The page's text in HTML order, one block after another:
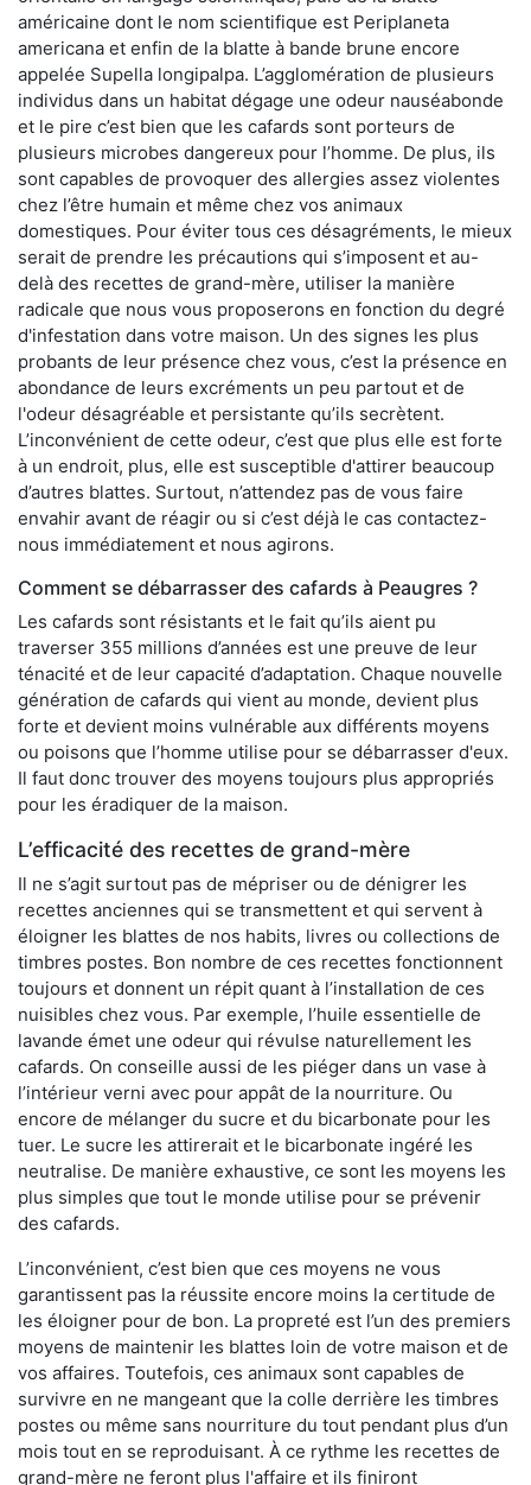
américaine dont le nom scientifique est Periplaneta
americana et enfin de la blatte à bande brune encore
appelée Supella longipalpa. L’agglomération de plusieurs
individus dans un habitat dégage une odeur nauséabonde
et le pire c’est bien que les cafards sont porteurs de
plusieurs microbes dangereux pour l’homme. De plus, ils
sont capables de provoquer des allergies assez violentes
chez l’être humain et même chez vos animaux
domestiques. Pour éviter tous ces désagréments, le mieux
serait de prendre les précautions qui s’imposent et au-
delà des recettes de grand-mère, utiliser la manière
radicale que nous vous proposerons en fonction du degré
d'infestation dans votre maison. Un des signes les plus
probants de leur présence chez vous, c’est la présence en
abondance de leurs excréments un peu partout et de
l'odeur désagréable et persistante qu’ils secrètent.
L’inconvénient de cette odeur, c’est que plus elle est forte
à un endroit, plus, elle est susceptible d'attirer beaucoup
d’autres blattes. Surtout, n’attendez pas de vous faire
envahir avant de réagir ou si c’est déjà le cas contactez-
nous immédiatement et nous agirons.
Comment se débarrasser des cafards à Peaugres ?
Les cafards sont résistants et le fait qu’ils aient pu
traverser 355 millions d’années est une preuve de leur
ténacité et de leur capacité d’adaptation. Chaque nouvelle
génération de cafards qui vient au monde, devient plus
forte et devient moins vulnérable aux différents moyens
ou poisons que l’homme utilise pour se débarrasser d'eux.
Il faut donc trouver des moyens toujours plus appropriés
pour les éradiquer de la maison.
L’efficacité des recettes de grand-mère
Il ne s’agit surtout pas de mépriser ou de dénigrer les
recettes anciennes qui se transmettent et qui servent à
éloigner les blattes de nos habits, livres ou collections de
timbres postes. Bon nombre de ces recettes fonctionnent
toujours et donnent un répit quant à l’installation de ces
nuisibles chez vous. Par exemple, l’huile essentielle de
lavande émet une odeur qui révulse naturellement les
cafards. On conseille aussi de les piéger dans un vase à
l’intérieur verni avec pour appât de la nourriture. Ou
encore de mélanger du sucre et du bicarbonate pour les
tuer. Le sucre les attirerait et le bicarbonate ingéré les
neutralise. De manière exhaustive, ce sont les moyens les
plus simples que tout le monde utilise pour se prévenir
des cafards.
L’inconvénient, c’est bien que ces moyens ne vous
garantissent pas la réussite encore moins la certitude de
les éloigner pour de bon. La propreté est l’un des premiers
moyens de maintenir les blattes loin de votre maison et de
vos affaires. Toutefois, ces animaux sont capables de
survivre en ne mangeant que la colle derrière les timbres
postes ou même sans nourriture du tout pendant plus d’un
mois tout en se reproduisant. À ce rythme les recettes de
grand-mère ne feront plus l'affaire et ils finiront